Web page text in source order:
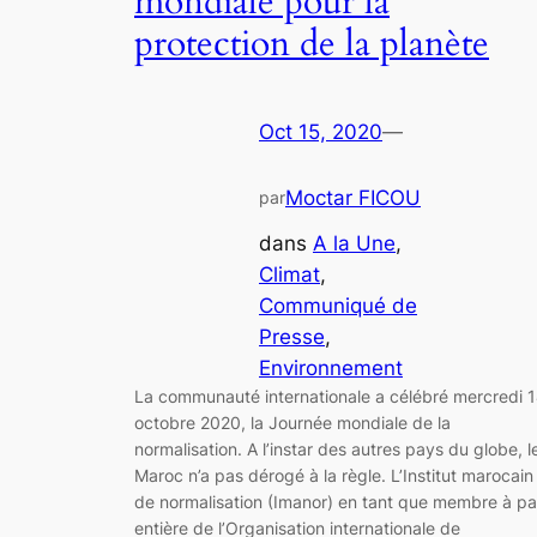
protection de la planète
Oct 15, 2020—
parMoctar FICOU
dans A la Une
Climat
Communiqué de
Presse
Environnement
La communauté internationale a célébré mercredi
octobre 2020, la Journée mondiale de la
normalisation. A l’instar des autres pays du globe,
Maroc n’a pas dérogé à la règle. L’Institut marocain
de normalisation (Imanor) en tant que membre à
entière de l’Organisation internationale de